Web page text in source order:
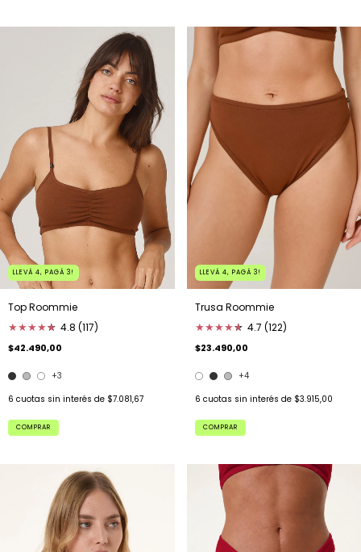
LLEVÁ 4, PAGÁ 3!
Top Roommie
★★★★★
★ 4.8 (117)
$42.490,00
+3
6 cuotas sin interés de $7.081,67
COMPRAR
LLEVÁ 4, PAGÁ 3!
Trusa Roommie
★★★★★
★ 4.7 (122)
$23.490,00
+4
6 cuotas sin interés de $3.915,00
COMPRAR